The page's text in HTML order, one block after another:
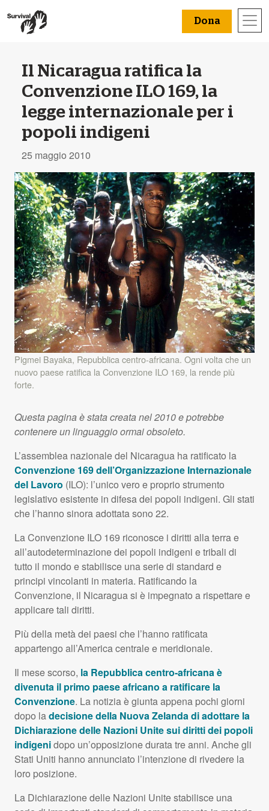
Dona
Il Nicaragua ratifica la
Convenzione ILO 169, la
legge internazionale per i
popoli indigeni
25 maggio 2010
Pigmei Bayaka, Repubblica centro-africana. Ogni volta che un
nuovo paese ratifica la Convenzione ILO 169, la rende più
forte.
Questa pagina è stata creata nel 2010 e potrebbe
contenere un linguaggio ormai obsoleto.
L’assemblea nazionale del Nicaragua ha ratificato la
Convenzione 169 dell’Organizzazione Internazionale
del Lavoro (ILO): l’unico vero e proprio strumento
legislativo esistente in difesa dei popoli indigeni. Gli stati
che l’hanno sinora adottata sono 22.
La Convenzione ILO 169 riconosce i diritti alla terra e
all’autodeterminazione dei popoli indigeni e tribali di
tutto il mondo e stabilisce una serie di standard e
principi vincolanti in materia. Ratificando la
Convenzione, il Nicaragua si è impegnato a rispettare e
applicare tali diritti.
Più della metà dei paesi che l’hanno ratificata
appartengo all’America centrale e meridionale.
Il mese scorso, la Repubblica centro-africana è
divenuta il primo paese africano a ratificare la
Convenzione. La notizia è giunta appena pochi giorni
dopo la decisione della Nuova Zelanda di adottare la
Dichiarazione delle Nazioni Unite sui diritti dei popoli
indigenidopo un’opposizione durata tre anni. Anche gli
Stati Uniti hanno annunciato l’intenzione di rivedere la
loro posizione.
La Dichiarazione delle Nazioni Unite stabilisce una